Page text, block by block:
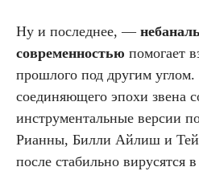
Ну и последнее, —
современностью помогает
прошлого под другим углом.
соединяющего эпохи звена
инструментальные версии
Рианны, Билли Айлиш и
после стабильно вирусятся